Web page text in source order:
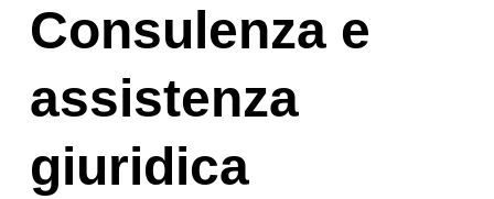
Consulenza e
assistenza
giuridica